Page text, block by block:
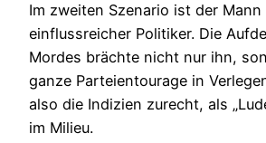
Im zweiten Szenario ist der Mann
einflussreicher Politiker. Die
Mordes brächte nicht nur ihn,
ganze Parteientourage in
also die Indizien zurecht, als
im Milieu.